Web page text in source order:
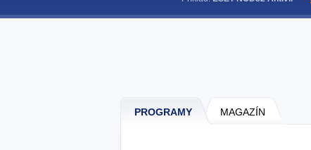
PROGRAMY MAGAZÍN